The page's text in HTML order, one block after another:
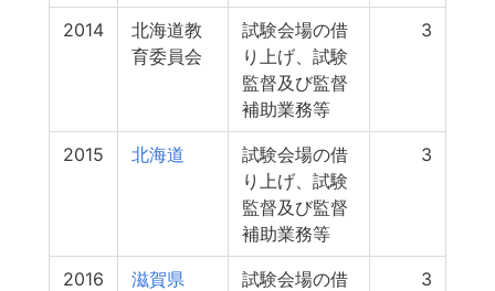
2014
北海道教
育委員会
試験会場の借
り上げ、試験
監督及び監督
補助業務等
3
2015 北海道
試験会場の借
り上げ、試験
監督及び監督
補助業務等
3
2016 滋賀県
試験会場の借
3